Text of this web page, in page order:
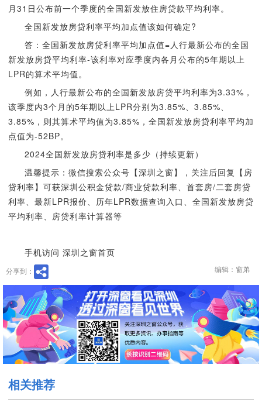
月31日公布前一个季度的全国新发放住房贷款平均利率。
全国新发放房贷利率平均加点值该如何确定?
答：全国新发放房贷利率平均加点值=人行最新公布的全国
新发放房贷平均利率-该利率对应季度内各月公布的5年期以上
LPR的算术平均值。
例如，人行最新公布的全国新发放房贷平均利率为3.33%，
该季度内3个月的5年期以上LPR分别为3.85%、3.85%、
3.85%，则其算术平均值为3.85%，全国新发放房贷利率平均加
点值为-52BP。
2024全国新发放房贷利率是多少（持续更新）
温馨提示：微信搜索公众号【深圳之窗】，关注后回复【房
贷利率】可获深圳公积金贷款/商业贷款利率、首套房/二套房贷
利率、最新LPR报价、历年LPR数据查询入口、全国新发放房贷
平均利率、房贷利率计算器等
手机访问 深圳之窗首页
分享到： 编辑：窗弟
相关推荐